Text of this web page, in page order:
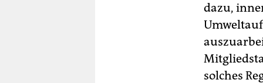
dazu,
solches